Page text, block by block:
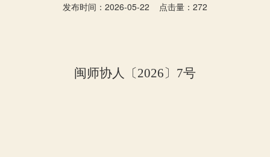
发布时间：2026-05-22 点击量： 272
闽师协人 〔2026〕 7号